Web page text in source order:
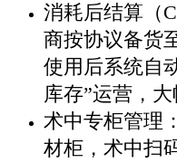
消耗后结算（
商按协议备货
使用后系统自
库存”运营，大
术中专柜管理
材柜，术中扫